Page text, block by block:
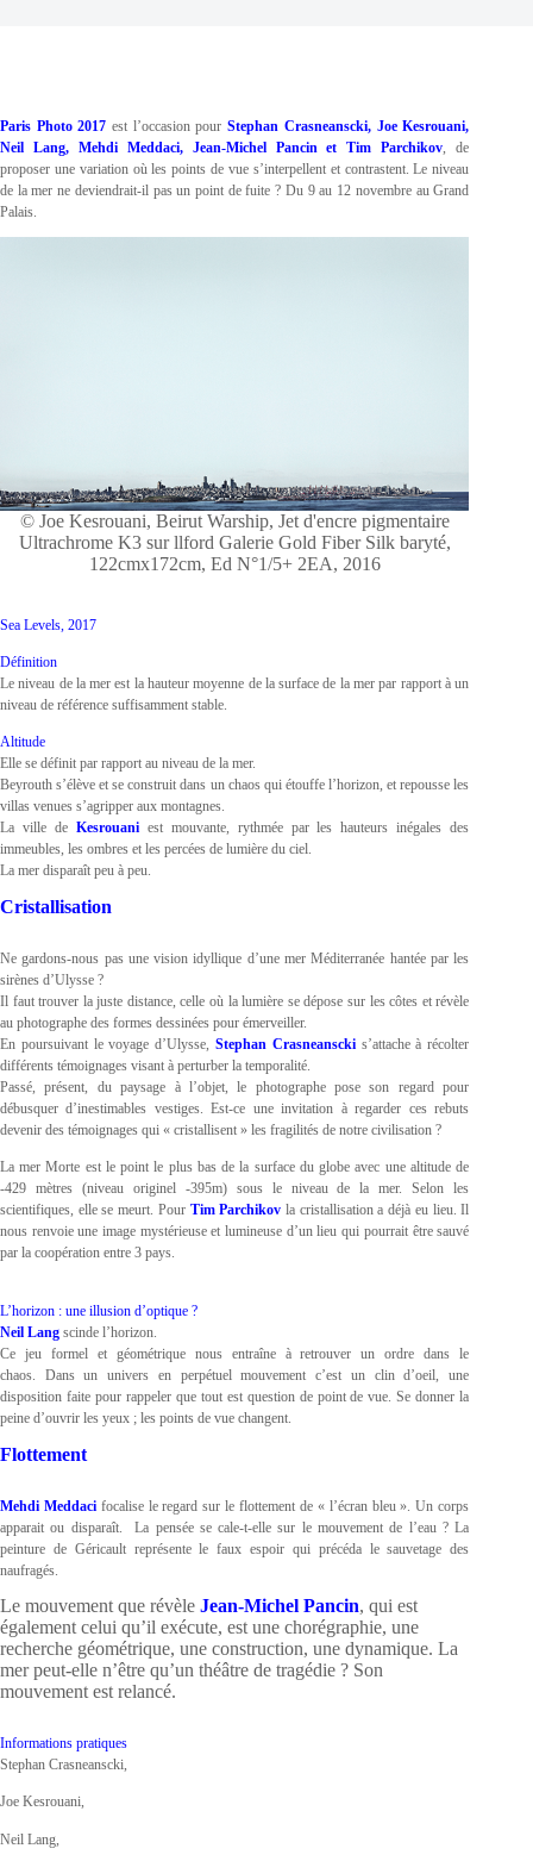
Paris Photo 2017 est l’occasion pourStephan Crasneanscki, Joe Kesrouani,
Neil Lang, Mehdi Meddaci, Jean-Michel Pancin et Tim Parchikov, de
proposer une variation où les points de vue s’interpellent et contrastent. Le niveau
de la mer ne deviendrait-il pas un point de fuite ? Du 9 au 12 novembre au Grand
Palais.
© Joe Kesrouani, Beirut Warship, Jet d'encre pigmentaire
Ultrachrome K3 sur llford Galerie Gold Fiber Silk baryté,
122cmx172cm, Ed N°1/5+ 2EA, 2016
Sea Levels, 2017
Définition
Le niveau de la mer est la hauteur moyenne de la surface de la mer par rapport à un
niveau de référence suffisamment stable.
Altitude
Elle se définit par rapport au niveau de la mer.
Beyrouth s’élève et se construit dans un chaos qui étouffe l’horizon, et repousse les
villas venues s’agripper aux montagnes.
La ville de Kesrouaniest mouvante, rythmée par les hauteurs inégales des
immeubles, les ombres et les percées de lumière du ciel.
La mer disparaît peu à peu.
Cristallisation
Ne gardons-nous pas une vision idyllique d’une mer Méditerranée hantée par les
sirènes d’Ulysse ?
Il faut trouver la juste distance, celle où la lumière se dépose sur les côtes et révèle
au photographe des formes dessinées pour émerveiller.
En poursuivant le voyage d’Ulysse,Stephan Crasneanscki s’attache à récolter
différents témoignages visant à perturber la temporalité.
Passé, présent, du paysage à l’objet, le photographe pose son regard pour
débusquer d’inestimables vestiges. Est-ce une invitation à regarder ces rebuts
devenir des témoignages qui « cristallisent » les fragilités de notre civilisation ?
La mer Morte est le point le plus bas de la surface du globe avec une altitude de
-429 mètres (niveau originel -395m) sous le niveau de la mer. Selon les
scientifiques, elle se meurt. Pour Tim Parchikov la cristallisation a déjà eu lieu. Il
nous renvoie une image mystérieuse et lumineuse d’un lieu qui pourrait être sauvé
par la coopération entre 3 pays.
L’horizon : une illusion d’optique ?
Neil Lang scinde l’horizon.
Ce jeu formel et géométrique nous entraîne à retrouver un ordre dans le
chaos. Dans un univers en perpétuel mouvement c’est un clin d’oeil, une
disposition faite pour rappeler que tout est question de point de vue. Se donner la
peine d’ouvrir les yeux ; les points de vue changent.
Flottement
Mehdi Meddacifocalise le regard sur le flottement de « l’écran bleu ». Un corps
apparait ou disparaît. La pensée se cale-t-elle sur le mouvement de l’eau ? La
peinture de Géricault représente le faux espoir qui précéda le sauvetage des
naufragés.
Le mouvement que révèle Jean-Michel Pancin, qui est
également celui qu’il exécute, est une chorégraphie, une
recherche géométrique, une construction, une dynamique. La
mer peut-elle n’être qu’un théâtre de tragédie ? Son
mouvement est relancé.
Informations pratiques
Stephan Crasneanscki,
Joe Kesrouani,
Neil Lang,